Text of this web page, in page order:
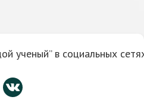
ученый” в социальных